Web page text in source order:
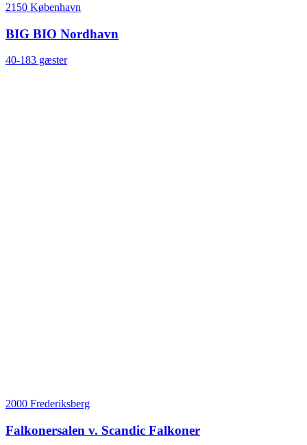
2150 København
BIG BIO Nordhavn
40-183 gæster
2000 Frederiksberg
Falkonersalen v. Scandic Falkoner